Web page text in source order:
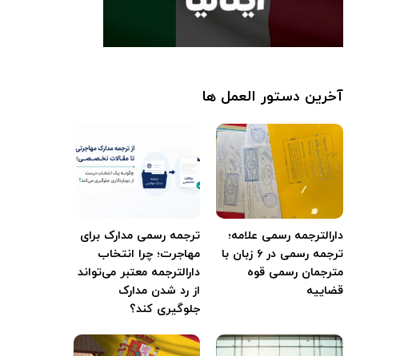
آخرین دستور العمل ها
دارالترجمه رسمی علامه؛
ترجمه رسمی در ۶ زبان با
مترجمان رسمی قوه
قضاییه
ترجمه رسمی مدارک برای
مهاجرت؛ چرا انتخاب
دارالترجمه معتبر می‌تواند
از رد شدن مدارک
جلوگیری کند؟